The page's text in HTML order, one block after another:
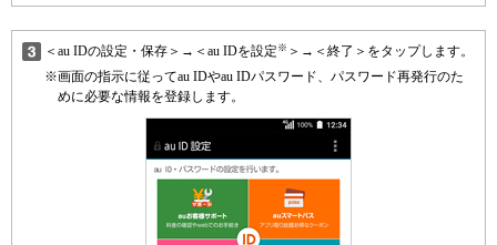
＜au IDの設定・保存＞→＜au IDを設定 ※ ＞→＜終了＞をタップします。
※画面の指示に従ってau IDやau IDパスワード、パスワード再発行のた
めに必要な情報を登録します。